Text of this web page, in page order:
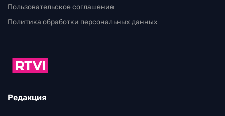
Пользовательское соглашение
Политика обработки персональных данных
Редакция